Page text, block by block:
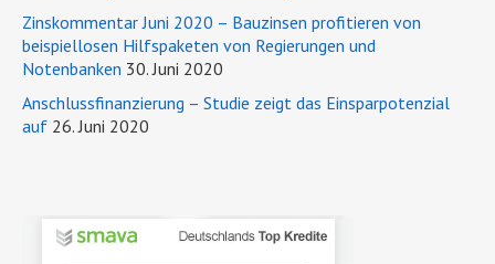
Zinskommentar Juni 2020 – Bauzinsen profitieren von
beispiellosen Hilfspaketen von Regierungen und
Notenbanken 30. Juni 2020
Anschlussfinanzierung – Studie zeigt das Einsparpotenzial
auf 26. Juni 2020